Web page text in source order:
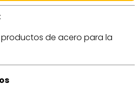
de acero para la